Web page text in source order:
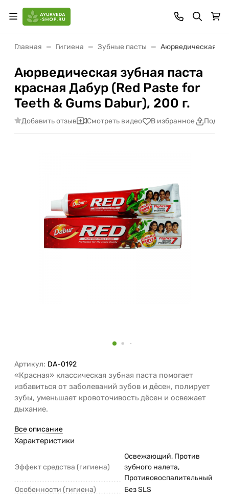
Главная Гигиена Зубные пасты Аюрведическая
Аюрведическая зубная паста
красная Дабур (Red Paste for
Teeth & Gums Dabur), 200 г.
Добавить отзыв Смотреть видео В избранное
Артикул: DA-0192
«Красная» классическая зубная паста помогает
избавиться от заболеваний зубов и дёсен, полирует
зубы, уменьшает кровоточивость дёсен и освежает
дыхание.
Все описание
Характеристики
Эффект средства (гигиена)
Освежающий, Против
зубного налета,
Противовоспалительный
Особенности (гигиена)
Без SLS